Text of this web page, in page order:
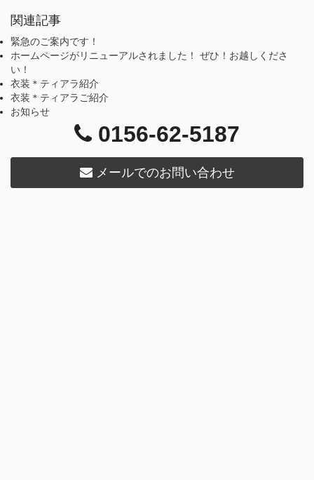
関連記事
緊急のご案内です！
ホームページがリニューアルされました！ ぜひ！お越しくださ
い！
衣装＊ティアラ紹介
衣装＊ティアラご紹介
お知らせ
0156-62-5187
メールでのお問い合わせ